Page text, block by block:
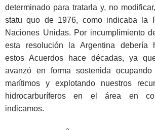
determinado para tratarla y, no
statu quo de 1976, como indicaba la
Naciones Unidas. Por incumplimiento
esta resolución la Argentina debería
estos Acuerdos hace décadas, ya
avanzó en forma sostenida ocupando
marítimos y explotando nuestros
hidrocarburíferos en el área en
indicamos.